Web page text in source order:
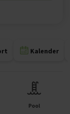
Kalender
Pool